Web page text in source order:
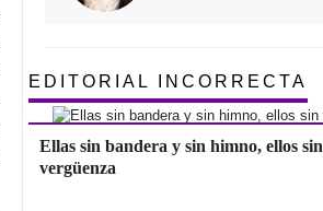
EDITORIAL INCORRECTA
Ellas sin bandera y sin himno, ellos sin
vergüenza